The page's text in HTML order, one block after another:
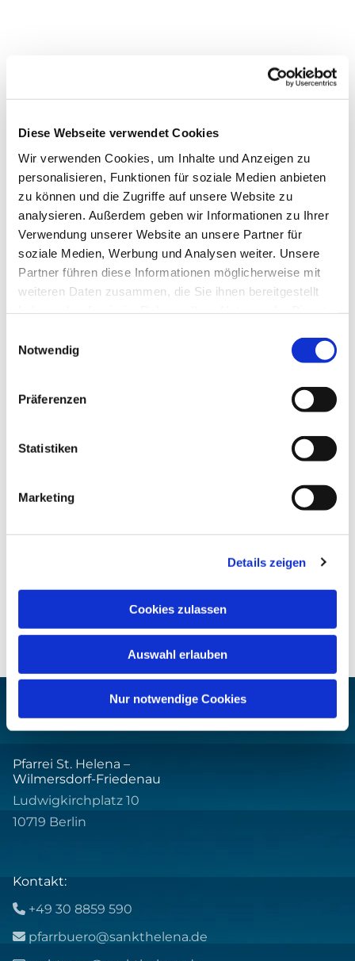
Diese Webseite verwendet Cookies
Wir verwenden Cookies, um Inhalte und Anzeigen zu
personalisieren, Funktionen für soziale Medien anbieten
zu können und die Zugriffe auf unsere Website zu
analysieren. Außerdem geben wir Informationen zu Ihrer
Verwendung unserer Website an unsere Partner für
soziale Medien, Werbung und Analysen weiter. Unsere
Partner führen diese Informationen möglicherweise mit
weiteren Daten zusammen, die Sie ihnen bereitgestellt
Notwendig
Präferenzen
Statistiken
Marketing
Details zeigen
Cookies zulassen
Auswahl erlauben
Nur notwendige Cookies
Dies könnte Sie auch
interessieren
Pfarrei St. Helena –
Wilmersdorf-Friedenau
Ludwigkirchplatz 10
10719 Berlin
Kontakt:
 +49 30 8859 590
 pfarrbuero@sankthelena.de